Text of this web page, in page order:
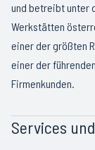
und betreibt unter
Werkstätten
einer der größten
einer der
Firmenkunden.
Services